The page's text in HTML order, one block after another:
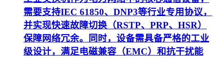
需要支持IEC 61850、DNP3等行业专用协议，
并实现快速故障切换（RSTP、PRP、HSR）
保障网络冗余。同时，设备需具备严格的工业
级设计，满足电磁兼容（EMC）和抗干扰能